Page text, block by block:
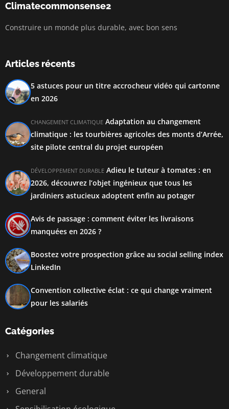
Climatecommonsense2
Construire un monde plus durable, avec bon sens
Articles récents
5 astuces pour un titre accrocheur vidéo qui cartonne
en 2026
CHANGEMENT CLIMATIQUE Adaptation au changement
climatique : les tourbières agricoles des monts d’Arrée,
site pilote central du projet européen
DÉVELOPPEMENT DURABLE Adieu le tuteur à tomates : en
2026, découvrez l’objet ingénieux que tous les
jardiniers astucieux adoptent enfin au potager
Avis de passage : comment éviter les livraisons
manquées en 2026 ?
Boostez votre prospection grâce au social selling index
LinkedIn
Convention collective éclat : ce qui change vraiment
pour les salariés
Catégories
Changement climatique
Développement durable
General